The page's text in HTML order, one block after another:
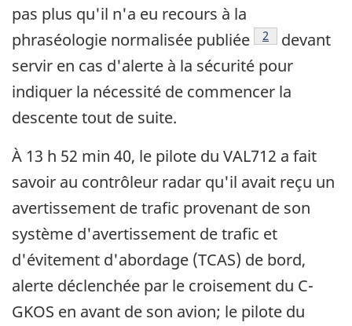
pas plus qu'il n'a eu recours à la
phraséologie normalisée publiée
Note de bas de
2
devant
servir en cas d'alerte à la sécurité pour
indiquer la nécessité de commencer la
descente tout de suite.
À 13 h 52 min 40, le pilote du VAL712 a fait
savoir au contrôleur radar qu'il avait reçu un
avertissement de trafic provenant de son
système d'avertissement de trafic et
d'évitement d'abordage (TCAS) de bord,
alerte déclenchée par le croisement du C-
GKOS en avant de son avion; le pilote du